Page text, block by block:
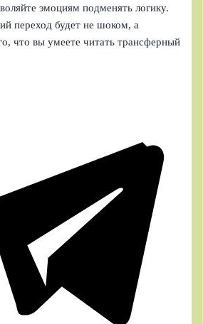
эмоциям подменять логику.
переход будет не шоком, а
что вы умеете читать трансферный